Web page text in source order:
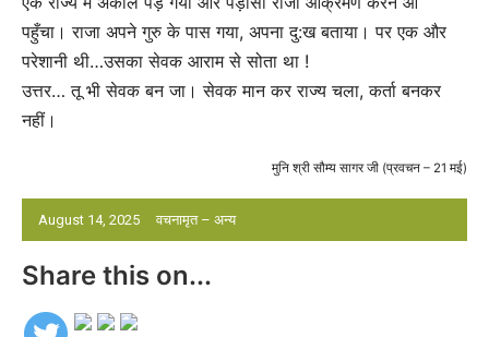
August 14, 2025 वचनामृत – अन्य
पहुँचा। राजा अपने गुरु के पास गया, अपना दु:ख बताया। पर एक और
परेशानी थी…उसका सेवक आराम से सोता था !
उत्तर… तू भी सेवक बन जा। सेवक मान कर राज्य चला, कर्ता बनकर
नहीं।
मुनि श्री सौम्य सागर जी (प्रवचन – 21 मई)
Share this on...